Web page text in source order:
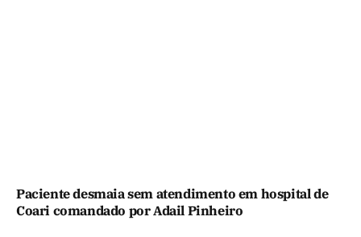
Paciente desmaia sem atendimento em hospital de
Coari comandado por Adail Pinheiro